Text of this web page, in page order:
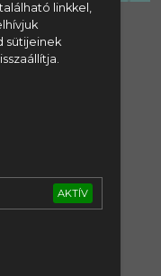
linkkel,
sütijeinek
AKTÍV